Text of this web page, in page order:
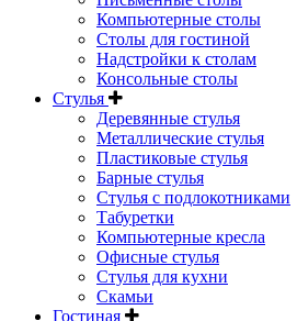
Компьютерные столы
Столы для гостиной
Надстройки к столам
Консольные столы
Стулья
Деревянные стулья
Металлические стулья
Пластиковые стулья
Барные стулья
Стулья с подлокотниками
Табуретки
Компьютерные кресла
Офисные стулья
Стулья для кухни
Скамьи
Гостиная